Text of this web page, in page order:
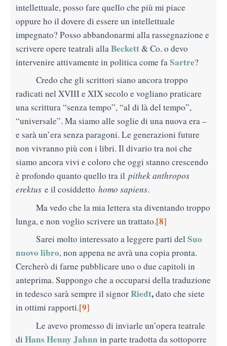
intellettuale, posso fare quello che più mi piace
oppure ho il dovere di essere un intellettuale
impegnato? Posso abbandonarmi alla rassegnazione e
scrivere opere teatrali allaBeckett& Co. o devo
intervenire attivamente in politica come faSartre?
Credo che gli scrittori siano ancora troppo
radicati nel XVIII e XIX secolo e vogliano praticare
una scrittura “senza tempo”, “al di là del tempo”,
“universale”. Ma siamo alle soglie di una nuova era –
e sarà un’era senza paragoni. Le generazioni future
non vivranno più con i libri. Il divario tra noi che
siamo ancora vivi e coloro che oggi stanno crescendo
è profondo quanto quello tra il pithek anthropos
erektus e il cosiddetto homo sapiens.
Ma vedo che la mia lettera sta diventando troppo
lunga, e non voglio scrivere un trattato.[8]
Sarei molto interessato a leggere parti del Suo
nuovo libro, non appena ne avrà una copia pronta.
Cercherò di farne pubblicare uno o due capitoli in
anteprima. Suppongo che a occuparsi della traduzione
in tedesco sarà sempre il signorRiedt,dato che siete
in ottimi rapporti.[9]
Le avevo promesso di inviarle un’opera teatrale
di Hans Henny Jahnn in parte tradotta da sottoporre